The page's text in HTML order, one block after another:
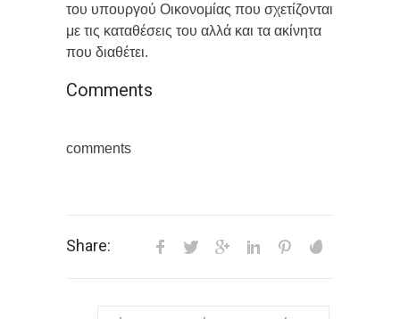
του υπουργού Οικονομίας που σχετίζονται
με τις καταθέσεις του αλλά και τα ακίνητα
που διαθέτει.
Comments
comments
Share: